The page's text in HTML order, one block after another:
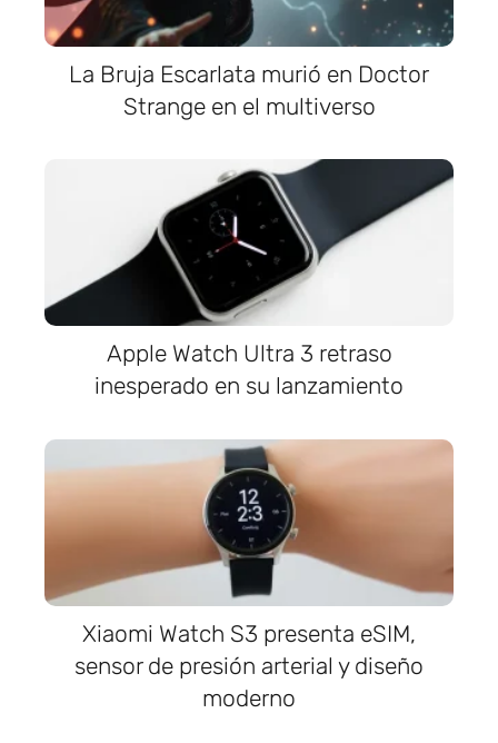
La Bruja Escarlata murió en Doctor
Strange en el multiverso
Apple Watch Ultra 3 retraso
inesperado en su lanzamiento
Xiaomi Watch S3 presenta eSIM,
sensor de presión arterial y diseño
moderno